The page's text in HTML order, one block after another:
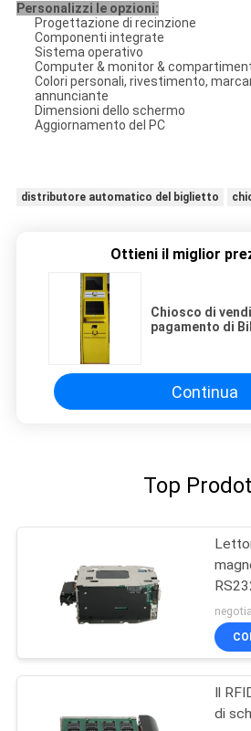
Personalizzi le opzioni:
Progettazione di recinzione
Componenti integrate
Sistema operativo
Computer & monitor &
Colori personali, rivestimento,
annunciante
Dimensioni dello schermo
Aggiornamento del PC
distributore automatico del biglietto
Ottieni il miglior
Chiosco di
pagamento di
Continua
Top
Il
di